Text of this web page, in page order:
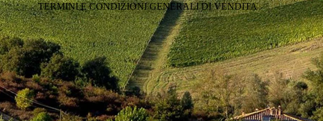
TERMINI E CONDIZIONI GENERALI DI VENDITA